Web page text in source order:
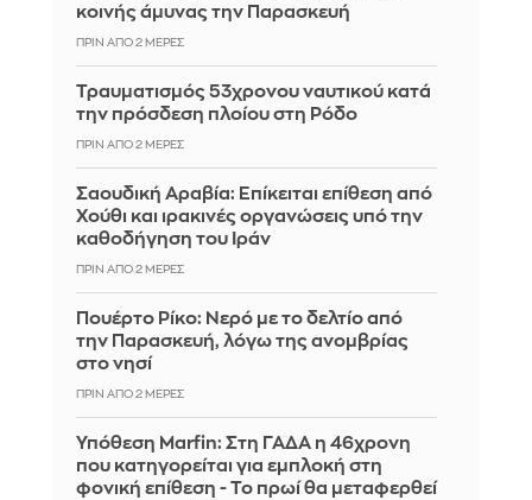
κοινής άμυνας την Παρασκευή
ΠΡΙΝ ΑΠΌ 2 ΜΈΡΕΣ
Τραυματισμός 53χρονου ναυτικού κατά
την πρόσδεση πλοίου στη Ρόδο
ΠΡΙΝ ΑΠΌ 2 ΜΈΡΕΣ
Σαουδική Αραβία: Επίκειται επίθεση από
Χούθι και ιρακινές οργανώσεις υπό την
καθοδήγηση του Ιράν
ΠΡΙΝ ΑΠΌ 2 ΜΈΡΕΣ
Πουέρτο Ρίκο: Νερό με το δελτίο από
την Παρασκευή, λόγω της ανομβρίας
στο νησί
ΠΡΙΝ ΑΠΌ 2 ΜΈΡΕΣ
Υπόθεση Marfin: Στη ΓΑΔΑ η 46χρονη
που κατηγορείται για εμπλοκή στη
φονική επίθεση - Το πρωί θα μεταφερθεί